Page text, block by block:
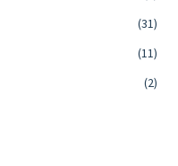
(31)
(11)
(2)